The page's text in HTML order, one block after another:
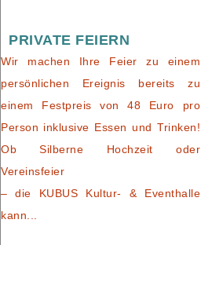
PRIVATE FEIERN
Wir machen Ihre Feier zu einem
persönlichen Ereignis bereits zu
einem Festpreis von 48 Euro pro
Person inklusive Essen und Trinken!
Ob Silberne Hochzeit oder
Vereinsfeier
– die KUBUS Kultur- & Eventhalle
kann...